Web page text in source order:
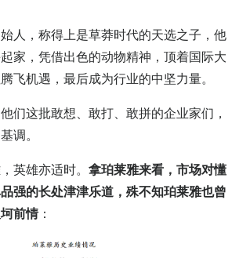
人，称得上是草莽时代的天选之子，他
家，凭借出色的动物精神，顶着国际大
飞机遇，最后成为行业的中坚力量。
们这批敢想、敢打、敢拼的企业家们，
调。
英雄亦适时。 拿珀莱雅来看，市场对懂
强的长处津津乐道，殊不知珀莱雅也曾
前情：